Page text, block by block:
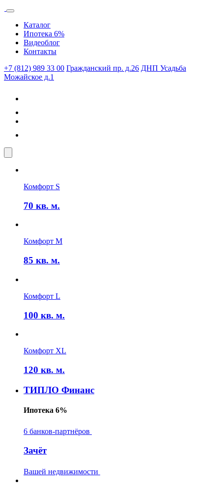
Каталог
Ипотека 6%
Видеоблог
Контакты
+7 (812) 989 33 00 Гражданский пр. д.26 ДНП Усадьба
Можайское д.1
Комфорт S
70 кв. м.
Комфорт M
85 кв. м.
Комфорт L
100 кв. м.
Комфорт XL
120 кв. м.
ТИПЛО Финанс
Ипотека 6%
6 банков-партнёров
Зачёт
Вашей недвижимости